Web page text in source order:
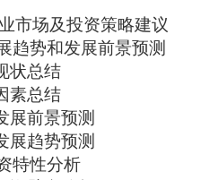
市场及投资策略建议
趋势和发展前景预测
状总结
素总结
展前景预测
展趋势预测
特性分析